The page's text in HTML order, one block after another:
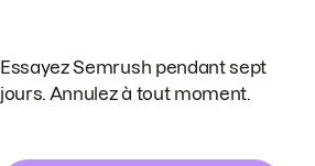
Essayez Semrush pendant sept
jours. Annulez à tout moment.